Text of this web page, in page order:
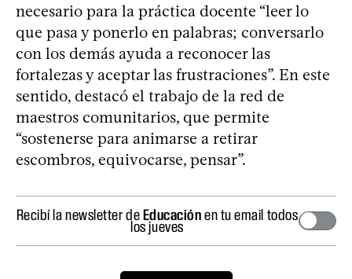
necesario para la práctica docente “leer lo
que pasa y ponerlo en palabras; conversarlo
con los demás ayuda a reconocer las
fortalezas y aceptar las frustraciones”. En este
sentido, destacó el trabajo de la red de
maestros comunitarios, que permite
“sostenerse para animarse a retirar
escombros, equivocarse, pensar”.
Recibí la newsletter deEducaciónen tu email todos
los jueves